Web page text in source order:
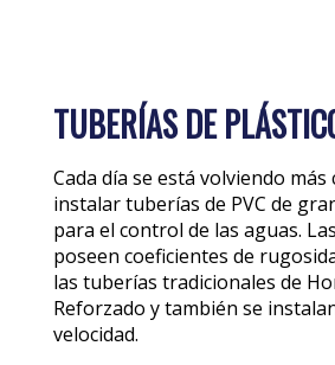
TUBERÍAS DE
Cada día se está volviendo más
instalar tuberías de PVC de
para el control de las aguas.
poseen coeficientes de
las tuberías tradicionales de
Reforzado y también se
velocidad.